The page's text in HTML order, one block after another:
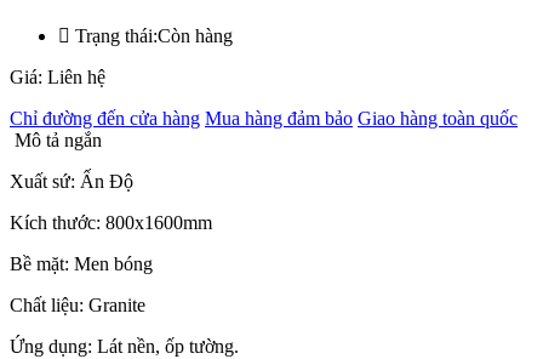
Trạng thái:Còn hàng
Giá: Liên hệ
Chỉ đường đến cửa hàng Mua hàng đảm bảo Giao hàng toàn quốc
Mô tả ngắn
Xuất sứ: Ấn Độ
Kích thước: 800x1600mm
Bề mặt: Men bóng
Chất liệu: Granite
Ứng dụng: Lát nền, ốp tường.